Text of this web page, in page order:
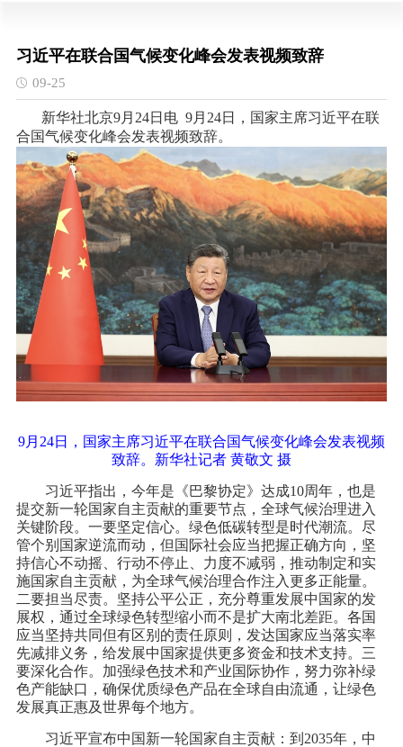
习近平在联合国气候变化峰会发表视频致辞
09-25
新华社北京9月24日电 9月24日，国家主席习近平在联
合国气候变化峰会发表视频致辞。
9月24日，国家主席习近平在联合国气候变化峰会发表视频
致辞。新华社记者 黄敬文 摄
习近平指出，今年是《巴黎协定》达成10周年，也是
提交新一轮国家自主贡献的重要节点，全球气候治理进入
关键阶段。一要坚定信心。绿色低碳转型是时代潮流。尽
管个别国家逆流而动，但国际社会应当把握正确方向，坚
持信心不动摇、行动不停止、力度不减弱，推动制定和实
施国家自主贡献，为全球气候治理合作注入更多正能量。
二要担当尽责。坚持公平公正，充分尊重发展中国家的发
展权，通过全球绿色转型缩小而不是扩大南北差距。各国
应当坚持共同但有区别的责任原则，发达国家应当落实率
先减排义务，给发展中国家提供更多资金和技术支持。三
要深化合作。加强绿色技术和产业国际协作，努力弥补绿
色产能缺口，确保优质绿色产品在全球自由流通，让绿色
发展真正惠及世界每个地方。
习近平宣布中国新一轮国家自主贡献：到2035年，中